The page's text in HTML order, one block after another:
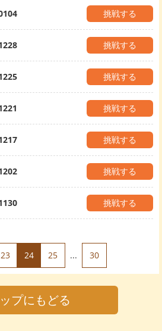
挑戦する
挑戦する
挑戦する
挑戦する
挑戦する
挑戦する
挑戦する
23 24 25 ... 30
プにもどる